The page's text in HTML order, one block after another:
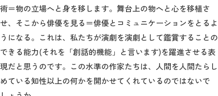
術＝物の立場へと身を移します。舞台上の物へと心を移植さ
せ、そこから俳優を見る＝俳優とコミュニケーションをとるよ
うになる。これは、私たちが演劇を演劇として鑑賞することの
できる能力(それを「創話的機能」と言います)を躍進させる表
現だと思うのです。この水準の作家たちは、人間を人間たらし
めている知性以上の何かを開かせてくれているのではないで